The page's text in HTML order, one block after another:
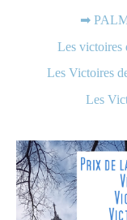
➡
Les victoires
Les Victoires
Les